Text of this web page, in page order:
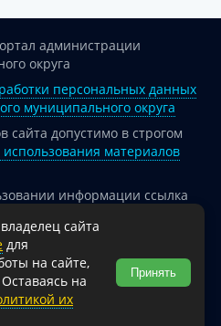
администрации
округа
персональных данных
муниципального округа
сайта допустимо в строгом
материалов
информации ссылка
обязательна
интернет-портал
муниципального округа.
сайта
для
на сайте,
на
их
Принять